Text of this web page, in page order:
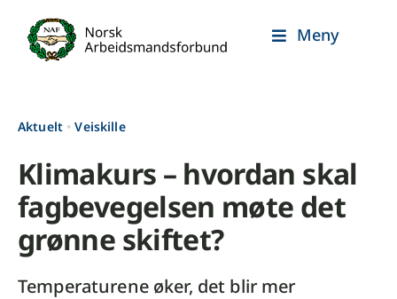
content
Meny
Aktuelt •Veiskille
Klimakurs – hvordan skal
fagbevegelsen møte det
grønne skiftet?
Temperaturene øker, det blir mer